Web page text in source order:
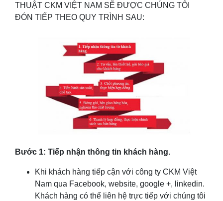
THUẬT CKM VIỆT NAM SẼ ĐƯỢC CHÚNG TÔI
ĐÓN TIẾP THEO QUY TRÌNH SAU:
Bước 1: Tiếp nhận thông tin khách hàng.
Khi khách hàng tiếp cận với công ty CKM Việt
Nam qua Facebook, website, google +, linkedin.
Khách hàng có thể liên hệ trực tiếp với chúng tôi